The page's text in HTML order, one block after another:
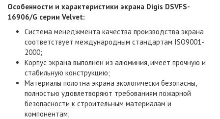
Особенности и характеристики экрана Digis DSVFS-
16906/G серии Velvet:
Система менеджмента качества производства экрана
соответствует международным стандартам ISO9001-
2000;
Корпус экрана выполнен из алюминия, имеет прочную и
стабильную конструкцию;
Материалы полотна экрана экологически безопасны,
полностью удовлетворяют требованиям пожарной
безопасности к строительным материалам и
компонентам;